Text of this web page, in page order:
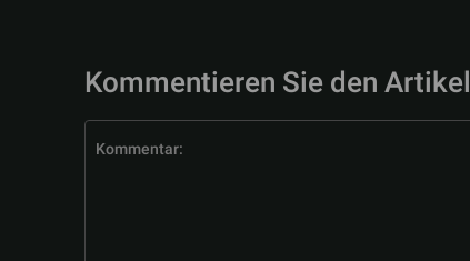
Kommentieren Sie den Artikel